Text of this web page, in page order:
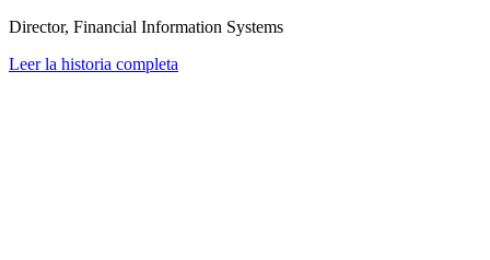
Director, Financial Information Systems
Leer la historia completa